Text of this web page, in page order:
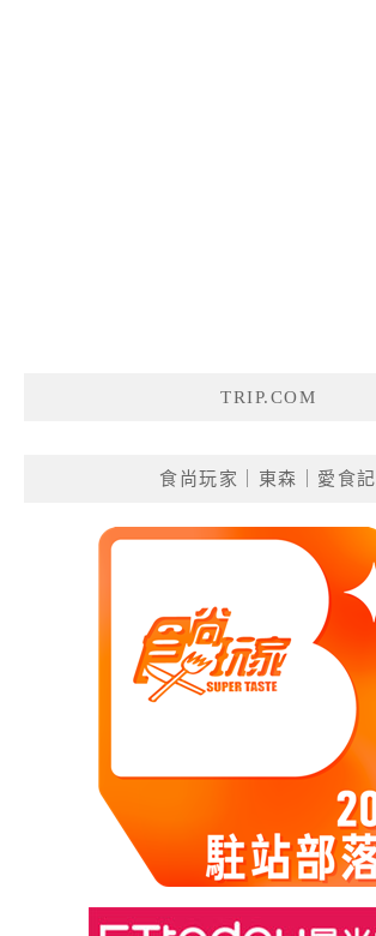
TRIP.COM
食尚玩家｜東森｜愛食記